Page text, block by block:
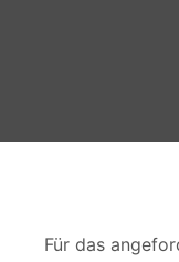
Für das